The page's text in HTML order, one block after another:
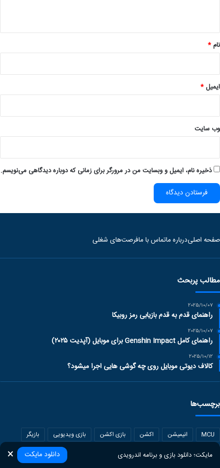
نام*
ایمیل*
وب‌ سایت
ذخیره نام، ایمیل و وبسایت من در مرورگر برای زمانی که دوباره دیدگاهی می‌نویسم.
صفحه اصلیدرباره ماتماس با مافرصت‌های شغلی
مطالب پربحث
2025/10/07
راهنمای قدم به قدم بازیابی رمز روبیکا
2025/10/07
راهنمای کامل Genshin Impact برای موبایل (آپدیت ۲۰۲۵)
2025/10/12
کالاف دیوتی موبایل روی چه گوشی هایی اجرا میشود؟
برچسب‌ها
MCU انیمیشن اکشن بازی اکشن بازی ویدیویی
بازیگر
بتل رویال
برنامه‌های کاربردی
سریال
مایکت؛ دانلود بازی‌ و برنامه‌ اندرویدی دانلود مایکت ×